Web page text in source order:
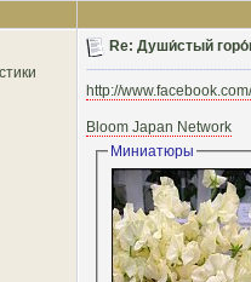
Re: Души́стый
http://
Bloom Japan Network
Миниатюры